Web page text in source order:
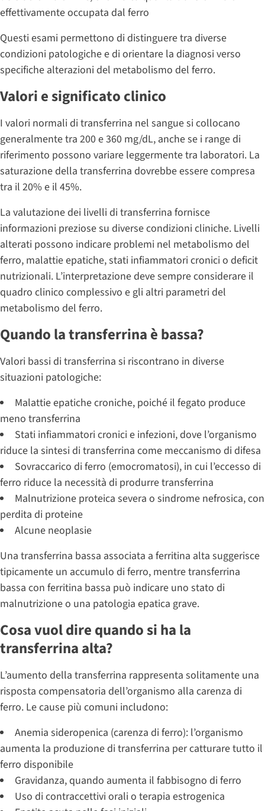
effettivamente occupata dal ferro
Questi esami permettono di distinguere tra diverse
condizioni patologiche e di orientare la diagnosi verso
specifiche alterazioni del metabolismo del ferro.
Valori e significato clinico
I valori normali di transferrina nel sangue si collocano
generalmente tra 200 e 360 mg/dL, anche se i range di
riferimento possono variare leggermente tra laboratori. La
saturazione della transferrina dovrebbe essere compresa
tra il 20% e il 45%.
La valutazione dei livelli di transferrina fornisce
informazioni preziose su diverse condizioni cliniche. Livelli
alterati possono indicare problemi nel metabolismo del
ferro, malattie epatiche, stati infiammatori cronici o deficit
nutrizionali. L’interpretazione deve sempre considerare il
quadro clinico complessivo e gli altri parametri del
metabolismo del ferro.
Quando la transferrina è bassa?
Valori bassi di transferrina si riscontrano in diverse
situazioni patologiche:
Malattie epatiche croniche, poiché il fegato produce
meno transferrina
Stati infiammatori cronici e infezioni, dove l’organismo
riduce la sintesi di transferrina come meccanismo di difesa
Sovraccarico di ferro (emocromatosi), in cui l’eccesso di
ferro riduce la necessità di produrre transferrina
Malnutrizione proteica severa o sindrome nefrosica, con
perdita di proteine
Alcune neoplasie
Una transferrina bassa associata a ferritina alta suggerisce
tipicamente un accumulo di ferro, mentre transferrina
bassa con ferritina bassa può indicare uno stato di
malnutrizione o una patologia epatica grave.
Cosa vuol dire quando si ha la
transferrina alta?
L’aumento della transferrina rappresenta solitamente una
risposta compensatoria dell’organismo alla carenza di
ferro. Le cause più comuni includono:
Anemia sideropenica (carenza di ferro): l’organismo
aumenta la produzione di transferrina per catturare tutto il
ferro disponibile
Gravidanza, quando aumenta il fabbisogno di ferro
Uso di contraccettivi orali o terapia estrogenica